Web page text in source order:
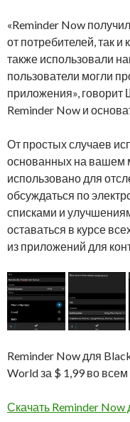
«Reminder Now
от потребителей, так
также использовали
пользователи могли
приложения»,
Reminder Now и
От простых случаев
основанных на вашем
использовано для
обсуждаться по
списками и
оставаться в курсе
из приложений для
Reminder Now для
World за $ 1,99 во
Скачать Reminder